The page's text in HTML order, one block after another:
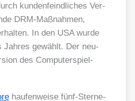
kun­den­feind­li­ches Ver­
DRM-Maß­nah­men,
In den USA wur­de
Jah­res gewählt. Der neu­
des Com­pu­ter­spiel-
hau­fen­wei­se fünf-Ster­ne-